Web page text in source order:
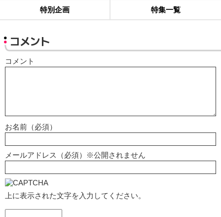
特別企画 特集一覧
コメント
コメント
お名前（必須）
メールアドレス（必須）※公開されません
上に表示された文字を入力してください。